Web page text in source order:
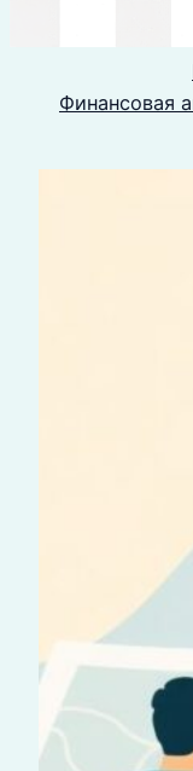
Финансовая